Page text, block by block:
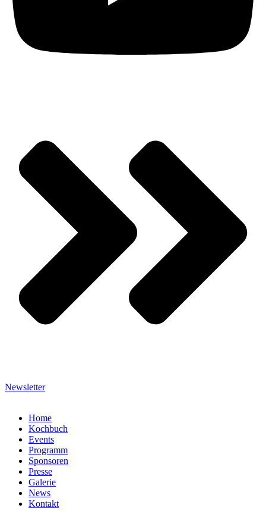
Newsletter
Home
Kochbuch
Events
Programm
Sponsoren
Presse
Galerie
News
Kontakt